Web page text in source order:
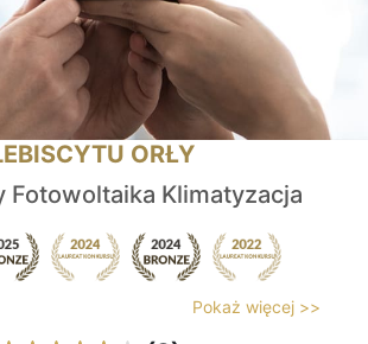
ORŁY
Fotowoltaika Klimatyzacja
Pokaż więcej >>